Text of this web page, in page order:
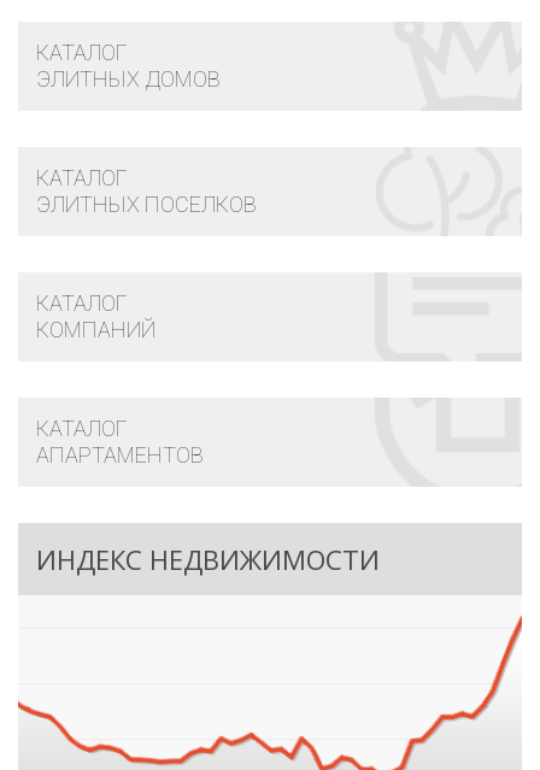
КАТАЛОГ
ЭЛИТНЫХ ДОМОВ
КАТАЛОГ
ЭЛИТНЫХ ПОСЕЛКОВ
КАТАЛОГ
КОМПАНИЙ
КАТАЛОГ
АПАРТАМЕНТОВ
ИНДЕКС НЕДВИЖИМОСТИ